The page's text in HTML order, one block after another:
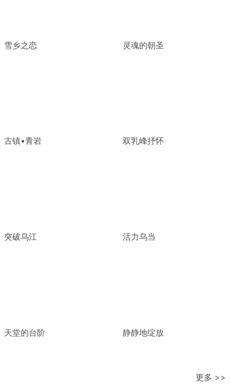
雪乡之恋 灵魂的朝圣
古镇•青岩 双乳峰抒怀
突破乌江 活力乌当
天堂的台阶 静静地绽放
更多 >>